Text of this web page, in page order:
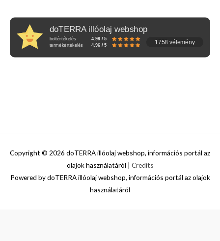
doTERRA illóolaj webshop
boltértékelés
4.99 / 5
termékértékelés
4.96 / 5 1758 vélemény
Copyright © 2026 doTERRA illóolaj webshop, információs portál az
olajok használatáról | Credits
Powered bydoTERRA illóolaj webshop, információs portál az olajok
használatáról